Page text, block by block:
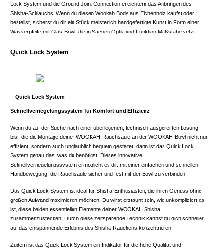
Lock System und die Ground Joint Connection erleichtern das Anbringen des
Shisha-Schlauchs. Wenn du diesen Wookah Body aus Eichenholz kaufst oder
bestellst, sicherst du dir ein Stück meisterlich handgefertigte Kunst in Form einer
Wasserpfeife mit Glas-Bowl, die in Sachen Optik und Funktion Maßstäbe setzt.
Quick Lock System
Quick Lock System
Schnellverriegelungssystem für Komfort und Effizienz
Wenn du auf der Suche nach einer überlegenen, technisch ausgereiften Lösung
bist, die die Montage deiner WOOKAH-Rauchsäule an der WOOKAH-Bowl nicht nur
effizient, sondern auch unglaublich bequem gestaltet, dann ist das Quick Lock
System genau das, was du benötigst. Dieses innovative
Schnellverriegelungssystem ermöglicht es dir, mit einer einfachen und schnellen
Handbewegung, die Rauchsäule sicher und fest mit der Bowl zu verbinden.
Das Quick Lock System ist ideal für Shisha-Enthusiasten, die ihren Genuss ohne
großen Aufwand maximieren möchten. Du wirst erstaunt sein, wie unkompliziert es
ist, diese beiden essentiellen Elemente deiner WOOKAH Shisha
zusammenzustecken. Durch diese zeitsparende Technik kannst du dich schneller
auf das entspannende Erlebnis des Shisha-Rauchens konzentrieren.
Zudem ist das Quick Lock System ein Indikator für die hohe Qualität und